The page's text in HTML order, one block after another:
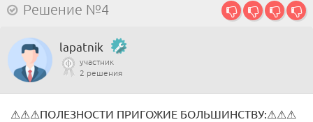
Решение №4
lapatnik
участник
2 решения
⚠⚠⚠ПОЛЕЗНОСТИ ПРИГОЖИЕ БОЛЬШИНСТВУ:⚠⚠⚠